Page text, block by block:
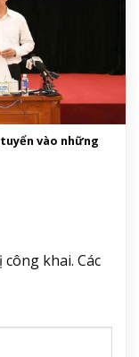
vào những
công khai. Các